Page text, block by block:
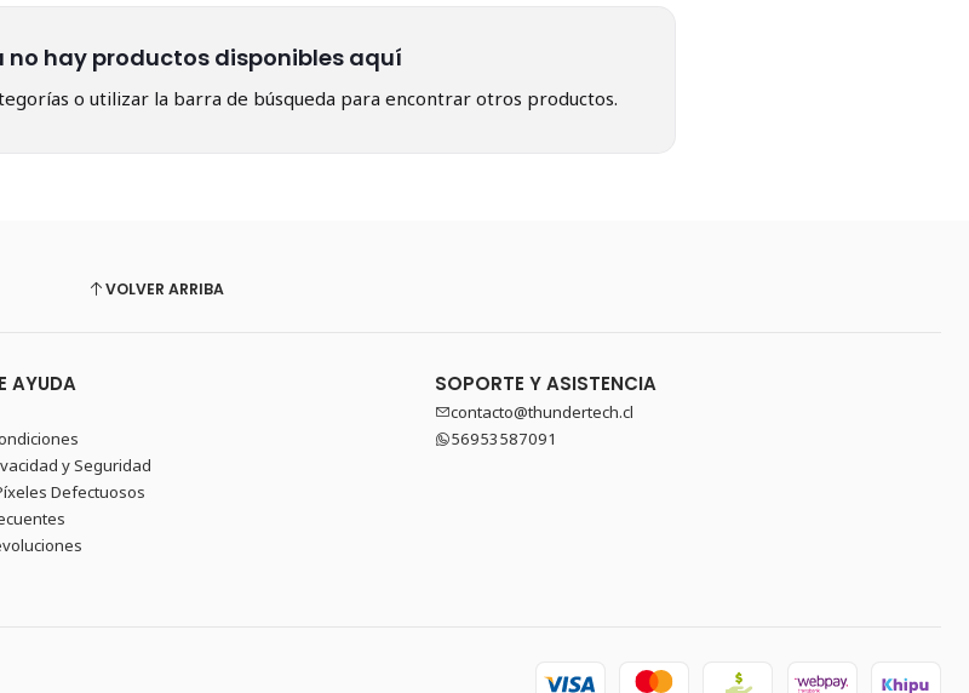
no hay productos disponibles aquí
o utilizar la barra de búsqueda para encontrar otros productos.
VOLVER ARRIBA
AYUDA
y Seguridad
Defectuosos
SOPORTE Y ASISTENCIA
contacto@thundertech.cl
56953587091